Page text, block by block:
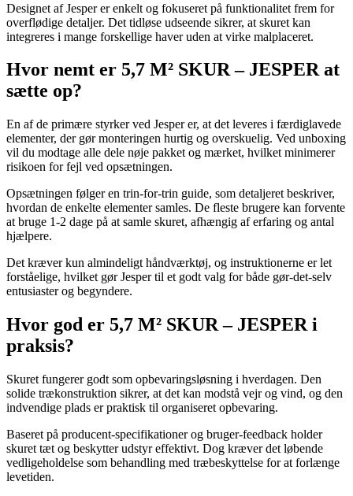
Designet af Jesper er enkelt og fokuseret på funktionalitet frem for
overflødige detaljer. Det tidløse udseende sikrer, at skuret kan
integreres i mange forskellige haver uden at virke malplaceret.
Hvor nemt er 5,7 M² SKUR – JESPER at
sætte op?
En af de primære styrker ved Jesper er, at det leveres i færdiglavede
elementer, der gør monteringen hurtig og overskuelig. Ved unboxing
vil du modtage alle dele nøje pakket og mærket, hvilket minimerer
risikoen for fejl ved opsætningen.
Opsætningen følger en trin-for-trin guide, som detaljeret beskriver,
hvordan de enkelte elementer samles. De fleste brugere kan forvente
at bruge 1-2 dage på at samle skuret, afhængig af erfaring og antal
hjælpere.
Det kræver kun almindeligt håndværktøj, og instruktionerne er let
forståelige, hvilket gør Jesper til et godt valg for både gør-det-selv
entusiaster og begyndere.
Hvor god er 5,7 M² SKUR – JESPER i
praksis?
Skuret fungerer godt som opbevaringsløsning i hverdagen. Den
solide trækonstruktion sikrer, at det kan modstå vejr og vind, og den
indvendige plads er praktisk til organiseret opbevaring.
Baseret på producent-specifikationer og bruger-feedback holder
skuret tæt og beskytter udstyr effektivt. Dog kræver det løbende
vedligeholdelse som behandling med træbeskyttelse for at forlænge
levetiden.